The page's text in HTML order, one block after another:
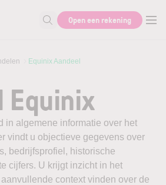
Zoek naar informatie
Open een rekening
Equinix Aandeel
Equinix
in algemene informatie over het
vindt u objectieve gegevens over
bedrijfsprofiel, historische
cijfers. U krijgt inzicht in het
context vinden over de